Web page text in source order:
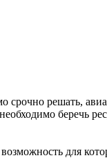
срочно решать,
беречь
для